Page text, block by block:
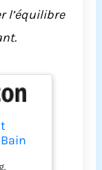
de
Pour la
le
entre
au-
au
chaque
l’équilibre